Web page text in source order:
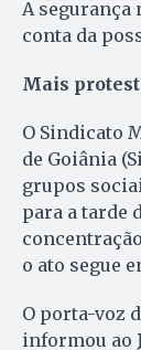
A segurança
conta da
Mais
O Sindicato
de Goiânia
grupos
para a tarde
o ato segue
O porta-voz
informou ao